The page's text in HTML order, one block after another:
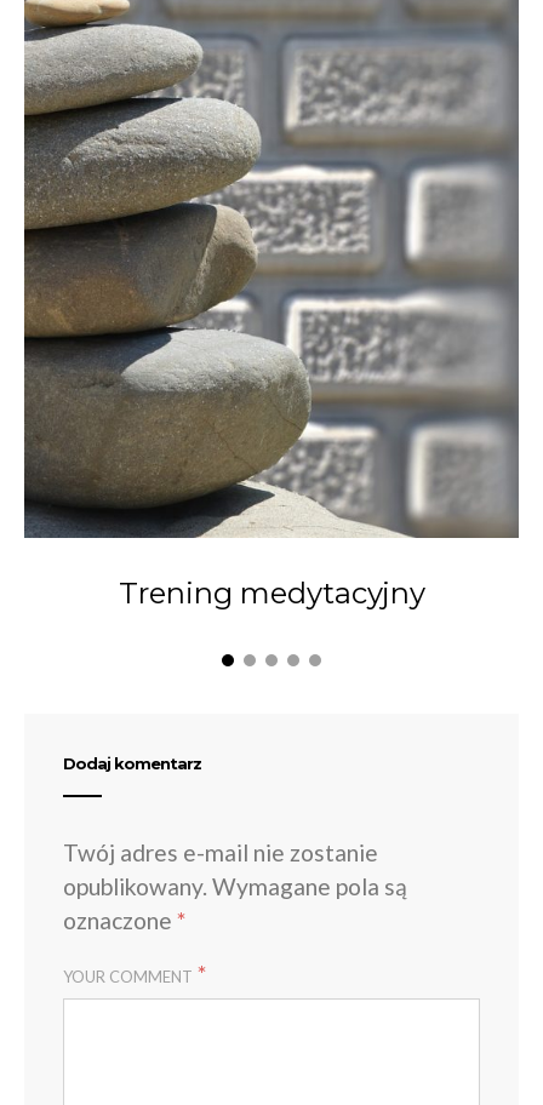
Trening medytacyjny
Dodaj komentarz
Twój adres e-mail nie zostanie
opublikowany. Wymagane pola są
oznaczone *
YOUR COMMENT *